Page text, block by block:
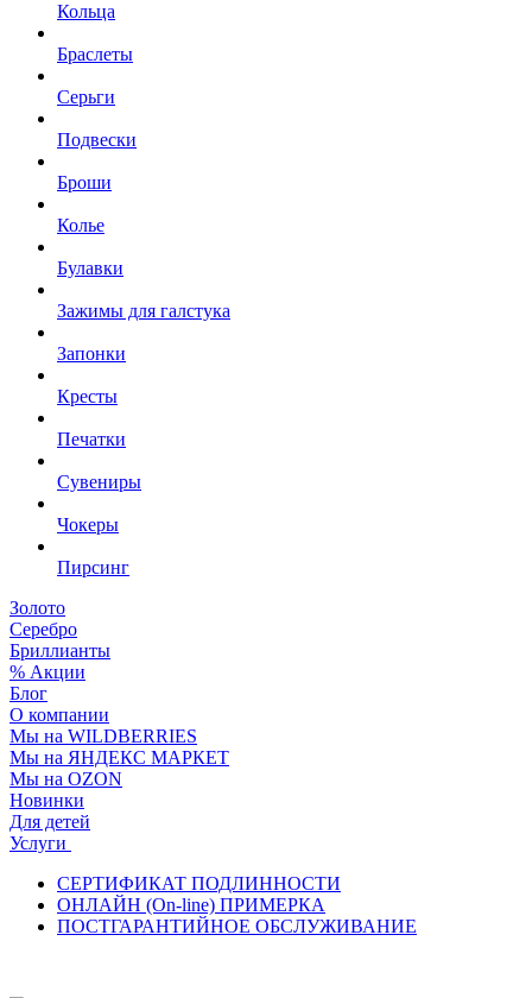
Кольца
Браслеты
Серьги
Подвески
Броши
Колье
Булавки
Зажимы для галстука
Запонки
Кресты
Печатки
Сувениры
Чокеры
Пирсинг
Золото
Серебро
Бриллианты
% Акции
Блог
О компании
Мы на WILDBERRIES
Мы на ЯНДЕКС МАРКЕТ
Мы на OZON
Новинки
Для детей
Услуги
СЕРТИФИКАТ ПОДЛИННОСТИ
ОНЛАЙН (On-line) ПРИМЕРКА
ПОСТГАРАНТИЙНОЕ ОБСЛУЖИВАНИЕ